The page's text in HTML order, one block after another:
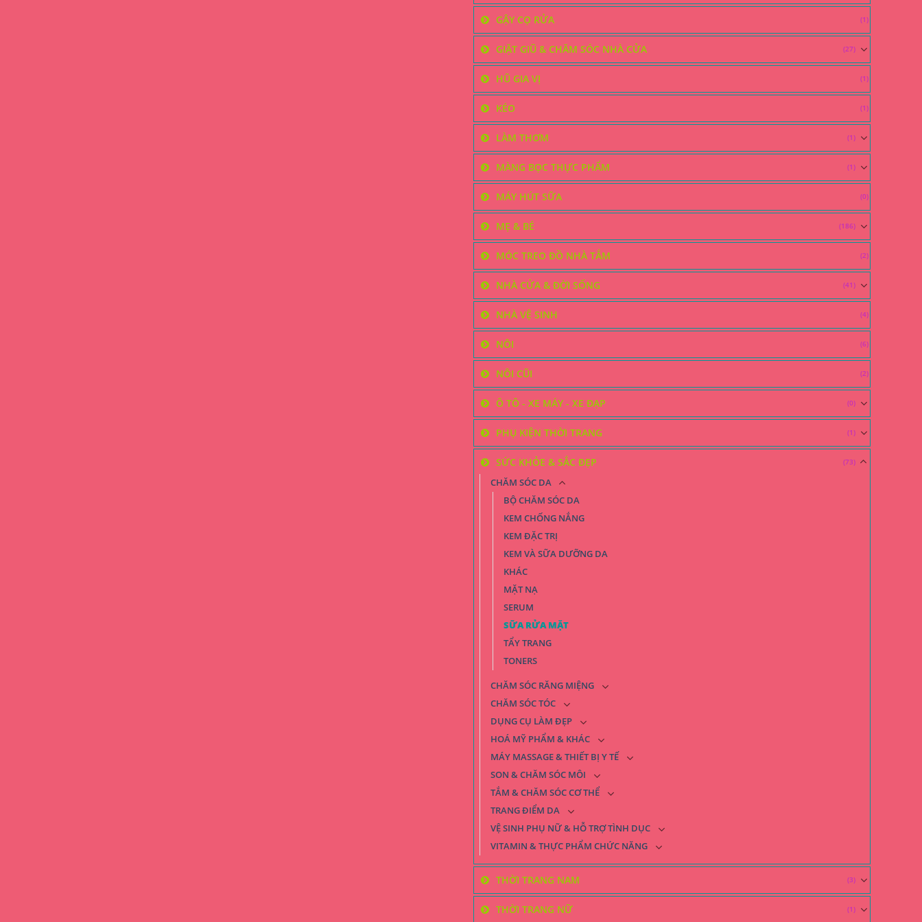
sản
phẩm
GẬY CỌ RỬA (1)
GIẶT GIŨ & CHĂM SÓC NHÀ CỬA (27)
HŨ GIA VỊ (1)
KÉO (1)
LÀM THƠM (1)
MÀNG BỌC THỰC PHẨM (1)
MÁY HÚT SỮA (0)
MẸ & BÉ (186)
MÓC TREO ĐỒ NHÀ TẮM (2)
NHÀ CỬA & ĐỜI SỐNG (41)
NHÀ VỆ SINH (4)
NÔI (6)
NÔI CŨI (2)
Ô TÔ - XE MÁY - XE ĐẠP (0)
PHỤ KIỆN THỜI TRANG (1)
SỨC KHỎE & SẮC ĐẸP (73)
CHĂM SÓC DA
BỘ CHĂM SÓC DA
KEM CHỐNG NẮNG
KEM ĐẶC TRỊ
KEM VÀ SỮA DƯỠNG DA
KHÁC
MẶT NẠ
SERUM
SỮA RỬA MẶT
TẨY TRANG
TONERS
CHĂM SÓC RĂNG MIỆNG
CHĂM SÓC TÓC
DỤNG CỤ LÀM ĐẸP
HOÁ MỸ PHẨM & KHÁC
MÁY MASSAGE & THIẾT BỊ Y TẾ
SON & CHĂM SÓC MÔI
TẮM & CHĂM SÓC CƠ THỂ
TRANG ĐIỂM DA
VỆ SINH PHỤ NỮ & HỖ TRỢ TÌNH DỤC
VITAMIN & THỰC PHẨM CHỨC NĂNG
THỜI TRANG NAM (3)
THỜI TRANG NỮ (1)